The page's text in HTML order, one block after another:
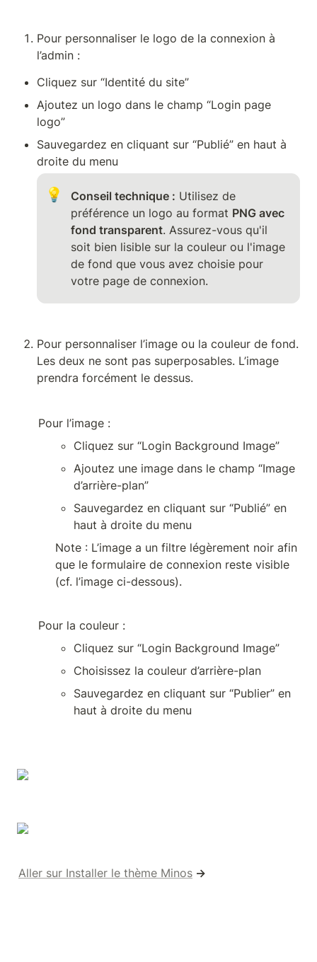
Pour personnaliser le logo de la connexion à
l’admin :
Cliquez sur “Identité du site”
Ajoutez un logo dans le champ “Login page
logo”
Sauvegardez en cliquant sur “Publié” en haut à
droite du menu
💡 Conseil technique : Utilisez de
préférence un logo au format PNG avec
fond transparent. Assurez-vous qu'il
soit bien lisible sur la couleur ou l'image
de fond que vous avez choisie pour
votre page de connexion.
Pour personnaliser l’image ou la couleur de fond.
Les deux ne sont pas superposables. L’image
prendra forcément le dessus.
Pour l’image :
Cliquez sur “Login Background Image”
Ajoutez une image dans le champ “Image
d’arrière-plan”
Sauvegardez en cliquant sur “Publié” en
haut à droite du menu
Note : L’image a un filtre légèrement noir afin
que le formulaire de connexion reste visible
(cf. l’image ci-dessous).
Pour la couleur :
Cliquez sur “Login Background Image”
Choisissez la couleur d’arrière-plan
Sauvegardez en cliquant sur “Publier” en
haut à droite du menu
Aller sur Installer le thème Minos →